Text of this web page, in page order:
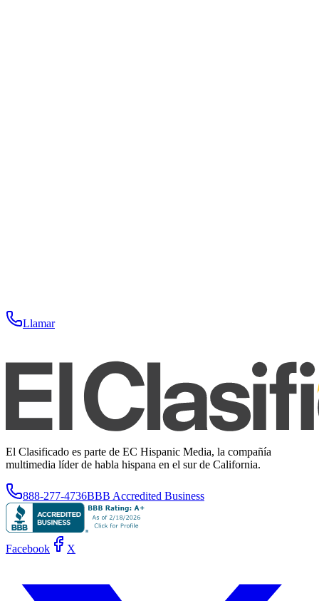
Llamar
El Clasificado es parte de EC Hispanic Media, la compañía
multimedia líder de habla hispana en el sur de California.
888-277-4736BBB Accredited Business
Facebook X